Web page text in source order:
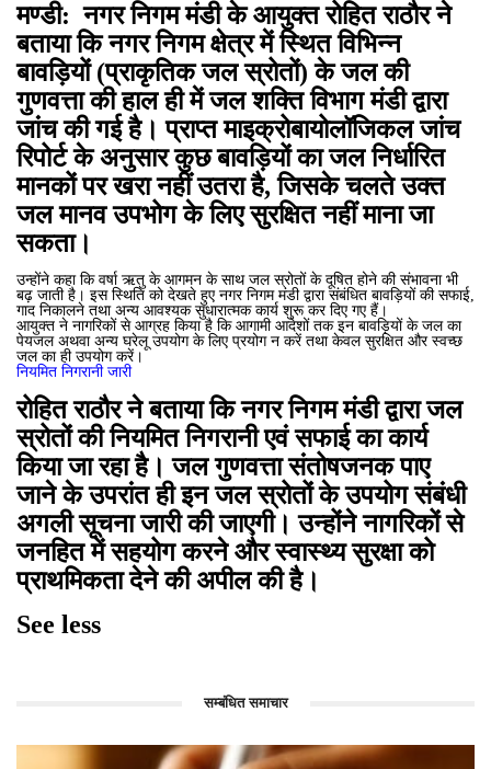
मण्डी: नगर निगम मंडी के आयुक्त रोहित राठौर ने
बताया कि नगर निगम क्षेत्र में स्थित विभिन्न
बावड़ियों (प्राकृतिक जल स्रोतों) के जल की
गुणवत्ता की हाल ही में जल शक्ति विभाग मंडी द्वारा
जांच की गई है। प्राप्त माइक्रोबायोलॉजिकल जांच
रिपोर्ट के अनुसार कुछ बावड़ियों का जल निर्धारित
मानकों पर खरा नहीं उतरा है, जिसके चलते उक्त
जल मानव उपभोग के लिए सुरक्षित नहीं माना जा
सकता।
उन्होंने कहा कि वर्षा ऋतु के आगमन के साथ जल स्रोतों के दूषित होने की संभावना भी
बढ़ जाती है। इस स्थिति को देखते हुए नगर निगम मंडी द्वारा संबंधित बावड़ियों की सफाई,
गाद निकालने तथा अन्य आवश्यक सुधारात्मक कार्य शुरू कर दिए गए हैं।
आयुक्त ने नागरिकों से आग्रह किया है कि आगामी आदेशों तक इन बावड़ियों के जल का
पेयजल अथवा अन्य घरेलू उपयोग के लिए प्रयोग न करें तथा केवल सुरक्षित और स्वच्छ
जल का ही उपयोग करें।
नियमित निगरानी जारी
रोहित राठौर ने बताया कि नगर निगम मंडी द्वारा जल
स्रोतों की नियमित निगरानी एवं सफाई का कार्य
किया जा रहा है। जल गुणवत्ता संतोषजनक पाए
जाने के उपरांत ही इन जल स्रोतों के उपयोग संबंधी
अगली सूचना जारी की जाएगी। उन्होंने नागरिकों से
जनहित में सहयोग करने और स्वास्थ्य सुरक्षा को
प्राथमिकता देने की अपील की है।
See less
सम्बंधित समाचार